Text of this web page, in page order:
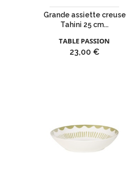
Grande assiette creuse
Tahini 25 cm...
TABLE PASSION
Prix
23,00 €